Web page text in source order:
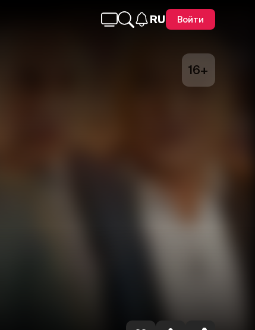
RU Войти
16+